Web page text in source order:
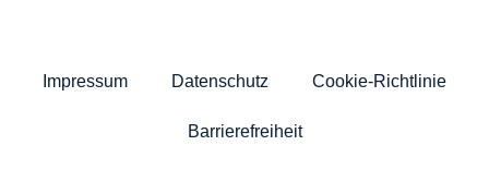
Impressum Datenschutz Cookie-Richtlinie
Barrierefreiheit